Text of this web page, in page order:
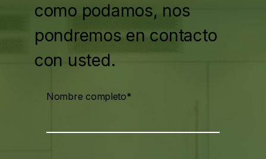
como podamos, nos
pondremos en contacto
con usted.
Nombre completo*